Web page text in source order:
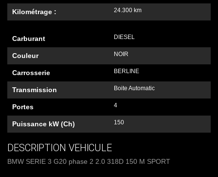
Kilométrage : 24.300 km
Carburant DIESEL
Couleur NOIR
Carrosserie BERLINE
Transmission Boite Automatic
Portes 4
Puissance kW (Ch) 150
DESCRIPTION VEHICULE
BMW SERIE 3 G20 phase 2 2.0 318D 150 M SPORT